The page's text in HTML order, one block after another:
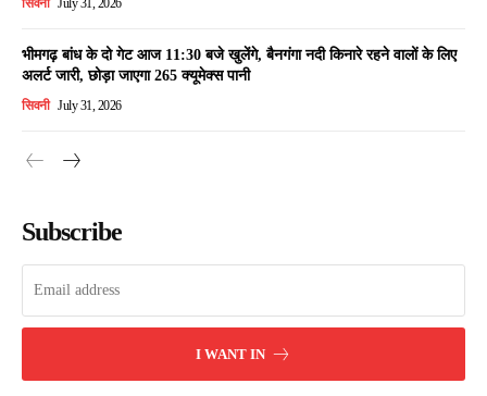
सिवनी July 31, 2026
भीमगढ़ बांध के दो गेट आज 11:30 बजे खुलेंगे, बैनगंगा नदी किनारे रहने वालों के लिए
अलर्ट जारी, छोड़ा जाएगा 265 क्यूमेक्स पानी
सिवनी July 31, 2026
Subscribe
I WANT IN